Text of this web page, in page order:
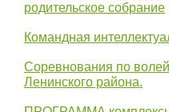
родительское собрание
Командная
Соревнования по
Ленинского района.